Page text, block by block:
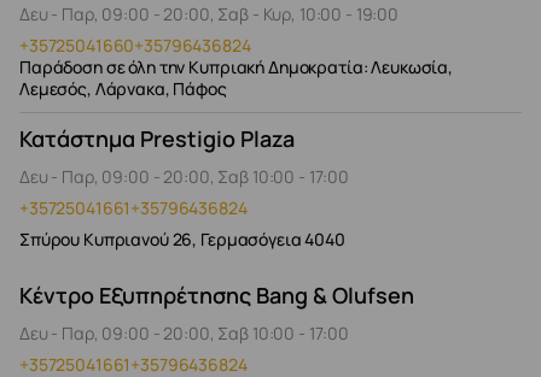
Δευ - Παρ, 09:00 - 20:00, Σαβ - Κυρ, 10:00 - 19:00
+35725041660+35796436824
Παράδοση σε όλη την Κυπριακή Δημοκρατία: Λευκωσία,
Λεμεσός, Λάρνακα, Πάφος
Κατάστημα Prestigio Plaza
Δευ - Παρ, 09:00 - 20:00, Σαβ 10:00 - 17:00
+35725041661+35796436824
Σπύρου Κυπριανού 26, Γερμασόγεια 4040
Κέντρο Εξυπηρέτησης Bang & Olufsen
Δευ - Παρ, 09:00 - 20:00, Σαβ 10:00 - 17:00
+35725041661+35796436824